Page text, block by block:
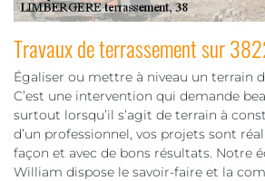
Travaux de terrassement sur
Égaliser ou mettre à niveau un terrain
C’est une intervention qui demande
surtout lorsqu’il s’agit de terrain à
d’un professionnel, vos projets sont
façon et avec de bons résultats. Notre
William dispose le savoir-faire et la